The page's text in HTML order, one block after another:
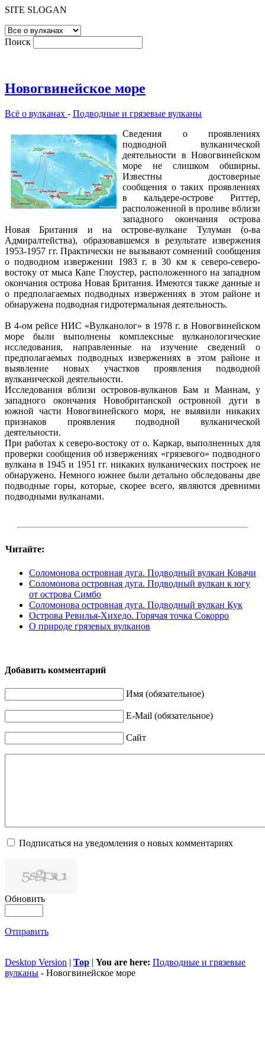
SITE SLOGAN
Поиск
Новогвинейское море
Всё о вулканах - Подводные и грязевые вулканы
Сведения о проявлениях
подводной вулканической
деятельности в Новогвинейском
море не слишком обширны.
Известны достоверные
сообщения о таких проявлениях
в кальдере-острове Риттер,
расположенной в проливе вблизи
западного окончания острова
Новая Британия и на острове-вулкане Тулуман (о-ва
Адмиралтейства), образовавшемся в результате извержения
1953-1957 гг. Практически не вызывают сомнений сообщения
о подводном извержении 1983 г. в 30 км к северо-северо-
востоку от мыса Капе Глоустер, расположенного на западном
окончания острова Новая Британия. Имеются также данные и
о предполагаемых подводных извержениях в этом районе и
обнаружена подводная гидротермальная деятельность.
В 4-ом рейсе НИС «Вулканолог» в 1978 г. в Новогвинейском
море были выполнены комплексные вулканологические
исследования, направленные на изучение сведений о
предполагаемых подводных извержениях в этом районе и
выявление новых участков проявления подводной
вулканической деятельности.
Исследования вблизи островов-вулканов Бам и Маннам, у
западного окончания Новобританской островной дуги в
южной части Новогвинейского моря, не выявили никаких
признаков проявления подводной вулканической
деятельности.
При работах к северо-востоку от о. Каркар, выполненных для
проверки сообщения об извержениях «грязевого» подводного
вулкана в 1945 и 1951 гг. никаких вулканических построек не
обнаружено. Немного южнее были детально обследованы две
подводные горы, которые, скорее всего, являются древними
подводными вулканами.
Читайте:
Соломонова островная дуга. Подводный вулкан Ковачи
Соломонова островная дуга. Подводный вулкан к югу
от острова Симбо
Соломонова островная дуга. Подводный вулкан Кук
Острова Ревилья-Хихедо. Горячая точка Сокорро
О природе грязевых вулканов
Добавить комментарий
Имя (обязательное)
E-Mail (обязательное)
Сайт
Подписаться на уведомления о новых комментариях
Обновить
Отправить
Desktop Version | Top | You are here: Подводные и грязевые
вулканы - Новогвинейское море